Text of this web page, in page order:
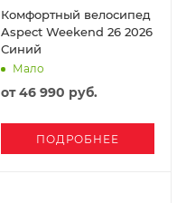
Комфортный велосипед
Aspect Weekend 26 2026
Синий
Мало
от46 990 руб.
ПОДРОБНЕЕ